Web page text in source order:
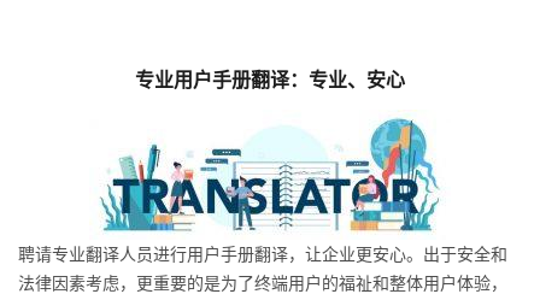
专业用户手册翻译：专业、安心
聘请专业翻译人员进行用户手册翻译，让企业更安心。出于安全和
法律因素考虑，更重要的是为了终端用户的福祉和整体用户体验，